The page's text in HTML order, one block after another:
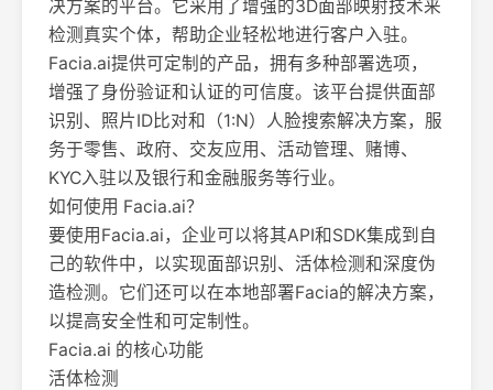
决方案的平台。它采用了增强的3D面部映射技术来
检测真实个体，帮助企业轻松地进行客户入驻。
Facia.ai提供可定制的产品，拥有多种部署选项，
增强了身份验证和认证的可信度。该平台提供面部
识别、照片ID比对和（1:N）人脸搜索解决方案，服
务于零售、政府、交友应用、活动管理、赌博、
KYC入驻以及银行和金融服务等行业。
如何使用 Facia.ai？
要使用Facia.ai，企业可以将其API和SDK集成到自
己的软件中，以实现面部识别、活体检测和深度伪
造检测。它们还可以在本地部署Facia的解决方案，
以提高安全性和可定制性。
Facia.ai 的核心功能
活体检测